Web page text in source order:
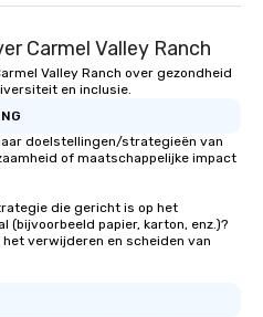
Carmel Valley Ranch
Valley Ranch over gezondheid
en inclusie.
doelstellingen/strategieën van
of maatschappelijke impact
die gericht is op het
(bijvoorbeeld papier, karton, enz.)?
verwijderen en scheiden van